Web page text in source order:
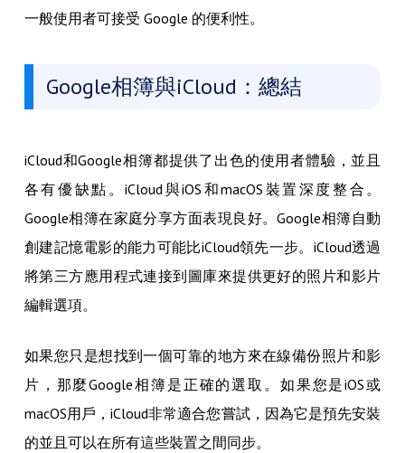
一般使用者可接受 Google 的便利性。
Google相簿與iCloud：總結
iCloud和Google相簿都提供了出色的使用者體驗，並且
各有優缺點。iCloud與iOS和macOS裝置深度整合。
Google相簿在家庭分享方面表現良好。Google相簿自動
創建記憶電影的能力可能比iCloud領先一步。iCloud透過
將第三方應用程式連接到圖庫來提供更好的照片和影片
編輯選項。
如果您只是想找到一個可靠的地方來在線備份照片和影
片，那麼Google相簿是正確的選取。如果您是iOS或
macOS用戶，iCloud非常適合您嘗試，因為它是預先安裝
的並且可以在所有這些裝置之間同步。